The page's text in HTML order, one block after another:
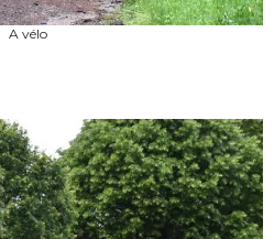
A vélo